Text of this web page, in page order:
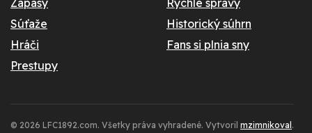
Zápasy
Súťaže
Hráči
Prestupy
Rýchle správy
Historický súhrn
Fans si plnia sny
© 2026 LFC1892.com. Všetky práva vyhradené. Vytvoril mzimnikoval .